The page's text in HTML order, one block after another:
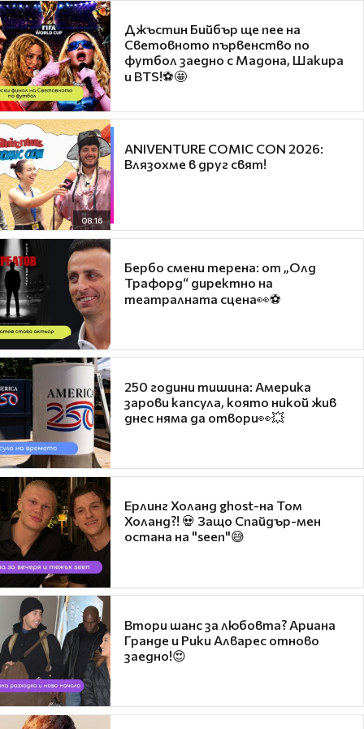
Джъстин Бийбър ще пее на
Световното първенство по
футбол заедно с Мадона, Шакира
и BTS!⚽🤩
08:16
ANIVENTURE COMIC CON 2026:
Влязохме в друг свят!
Бербо смени терена: от „Олд
Трафорд“ директно на
театралната сцена👀⚽
250 години тишина: Америка
зарови капсула, която никой жив
днес няма да отвори👀💥
Ерлинг Холанд ghost-на Том
Холанд?! 💀 Защо Спайдър-мен
остана на "seen"😅
Втори шанс за любовта? Ариана
Гранде и Рики Алварес отново
заедно!😍